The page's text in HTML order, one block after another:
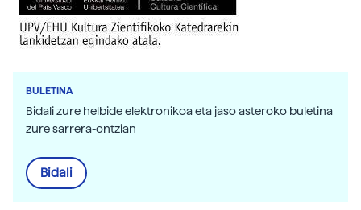
BULETINA
Bidali zure helbide elektronikoa eta jaso asteroko buletina
zure sarrera-ontzian
Bidali